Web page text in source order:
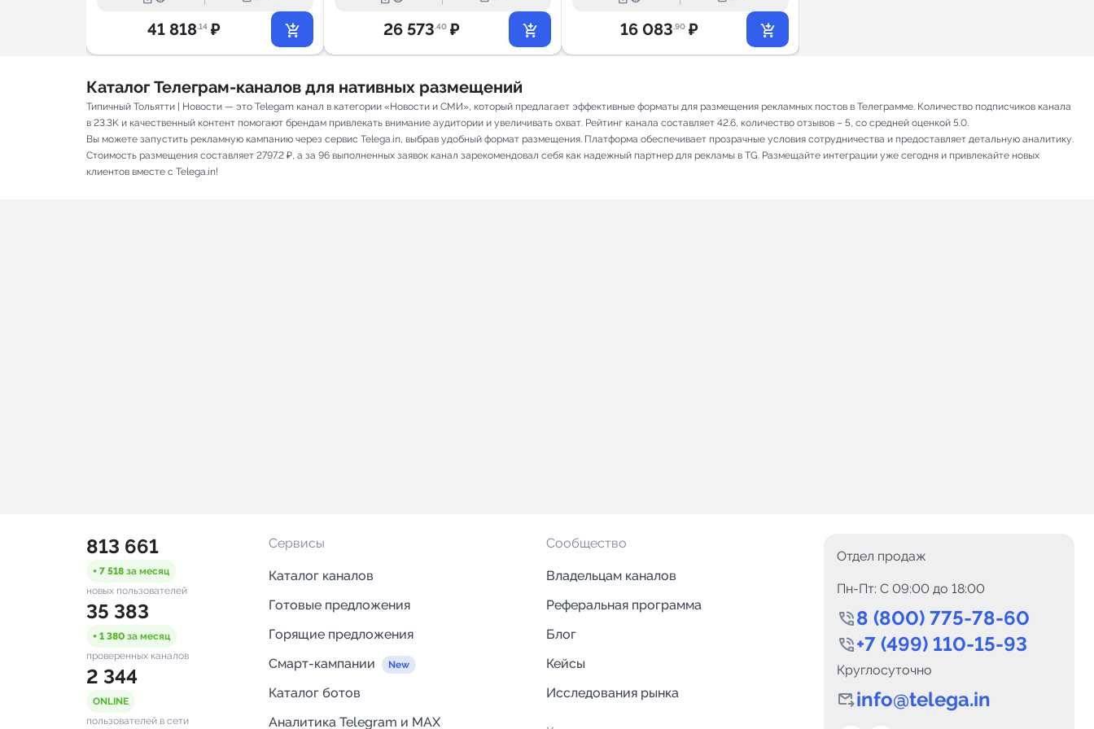
41 818.14 ₽ 26 573.40 ₽ 16 083.90 ₽
Каталог Телеграм-каналов для нативных размещений
Типичный Тольятти | Новости — это Telegam канал в категории «Новости и СМИ», который предлагает эффективные форматы для размещения рекламных постов в Телеграмме. Количество подписчиков канала
в 23.3K и качественный контент помогают брендам привлекать внимание аудитории и увеличивать охват. Рейтинг канала составляет 42.6, количество отзывов – 5, со средней оценкой 5.0.
Вы можете запустить рекламную кампанию через сервис Telega.in, выбрав удобный формат размещения. Платформа обеспечивает прозрачные условия сотрудничества и предоставляет детальную аналитику.
Стоимость размещения составляет 2797.2 ₽, а за 96 выполненных заявок канал зарекомендовал себя как надежный партнер для рекламы в TG. Размещайте интеграции уже сегодня и привлекайте новых
клиентов вместе с Telega.in!
813 661
+ 7 518 за месяц
новых пользователей
35 383
+ 1 380 за месяц
проверенных каналов
2 344
ONLINE
пользователей в сети
Сервисы
Каталог каналов
Готовые предложения
Горящие предложения
Смарт-кампании
Каталог ботов
Аналитика Telegram и MAX
Сообщество
Владельцам каналов
Реферальная программа
Блог
Кейсы
Исследования рынка
Отдел продаж
Пн-Пт: C 09:00 до 18:00
8 (800) 775-78-60
+7 (499) 110-15-93
Круглосуточно
info@telega.in